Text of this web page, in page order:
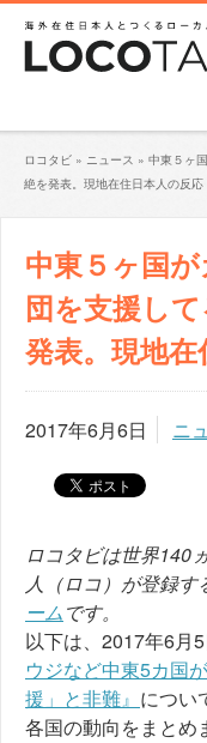
ロコタビ » ニュース » 中東５ヶ
絶を発表。現地在住日本人の反応
中東５ヶ国
団を支援し
発表。現地
2017年6月6日 ニ
ロコタビは世界140
人（ロコ）が登録す
ームです。
以下は、2017年6月
ウジなど中東5カ国
援」と非難』 につい
各国の動向をまとめ